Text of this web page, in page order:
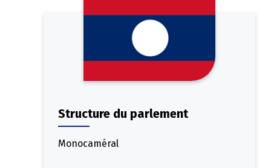
Structure du parlement
Monocaméral